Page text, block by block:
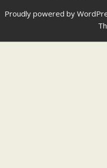
Proudly powered by